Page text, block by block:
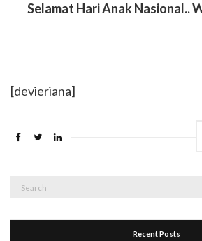
Selamat Hari Anak Nasional..
[devieriana]
Search
Recent Posts